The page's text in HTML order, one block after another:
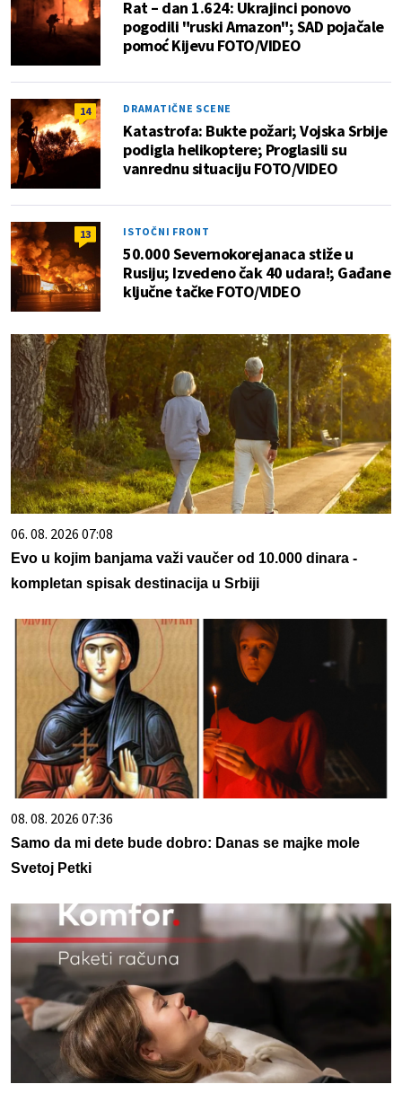
Rat – dan 1.624: Ukrajinci ponovo
pogodili "ruski Amazon"; SAD pojačale
pomoć Kijevu FOTO/VIDEO
14 DRAMATIČNE SCENE
Katastrofa: Bukte požari; Vojska Srbije
podigla helikoptere; Proglasili su
vanrednu situaciju FOTO/VIDEO
13 ISTOČNI FRONT
50.000 Severnokorejanaca stiže u
Rusiju; Izvedeno čak 40 udara!; Gađane
ključne tačke FOTO/VIDEO
06. 08. 2026 07:08
Evo u kojim banjama važi vaučer od 10.000 dinara -
kompletan spisak destinacija u Srbiji
08. 08. 2026 07:36
Samo da mi dete bude dobro: Danas se majke mole
Svetoj Petki